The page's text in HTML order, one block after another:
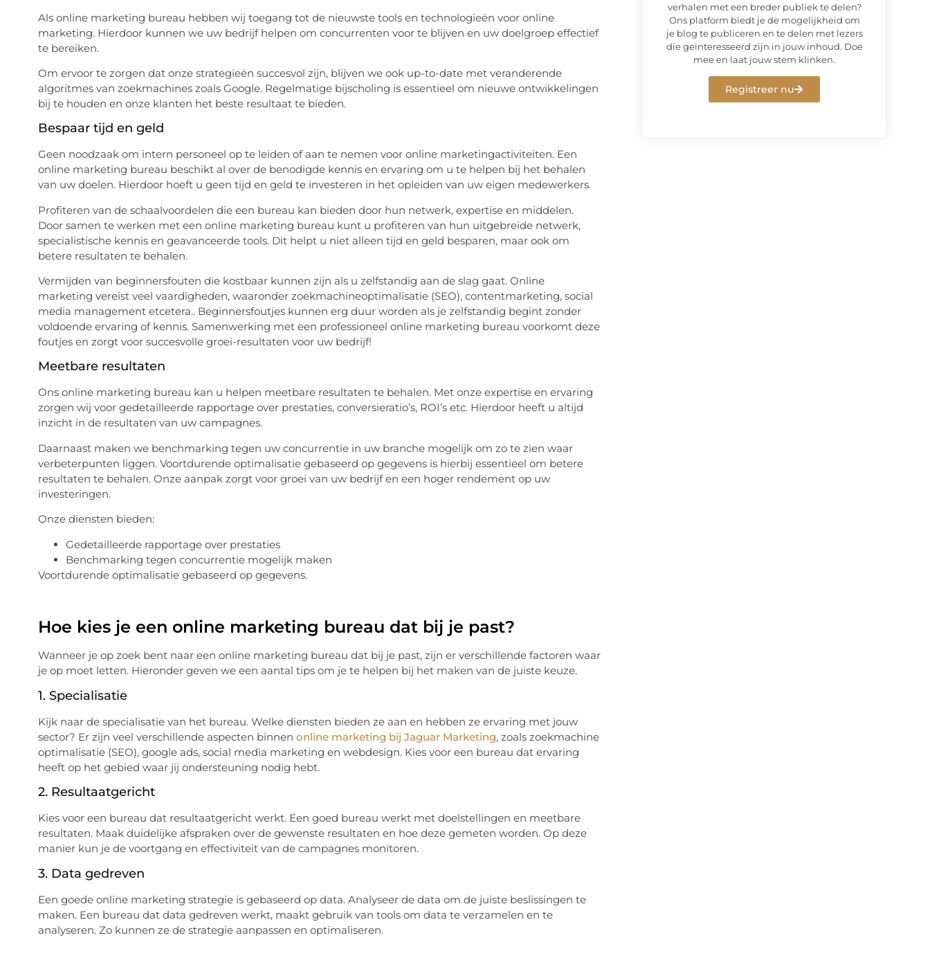
Als online marketing bureau hebben wij toegang tot de nieuwste tools en technologieën voor online
marketing. Hierdoor kunnen we uw bedrijf helpen om concurrenten voor te blijven en uw doelgroep effectief
te bereiken.
Om ervoor te zorgen dat onze strategieën succesvol zijn, blijven we ook up-to-date met veranderende
algoritmes van zoekmachines zoals Google. Regelmatige bijscholing is essentieel om nieuwe ontwikkelingen
bij te houden en onze klanten het beste resultaat te bieden.
Bespaar tijd en geld
Geen noodzaak om intern personeel op te leiden of aan te nemen voor online marketingactiviteiten. Een
online marketing bureau beschikt al over de benodigde kennis en ervaring om u te helpen bij het behalen
van uw doelen. Hierdoor hoeft u geen tijd en geld te investeren in het opleiden van uw eigen medewerkers.
Profiteren van de schaalvoordelen die een bureau kan bieden door hun netwerk, expertise en middelen.
Door samen te werken met een online marketing bureau kunt u profiteren van hun uitgebreide netwerk,
specialistische kennis en geavanceerde tools. Dit helpt u niet alleen tijd en geld besparen, maar ook om
betere resultaten te behalen.
Vermijden van beginnersfouten die kostbaar kunnen zijn als u zelfstandig aan de slag gaat. Online
marketing vereist veel vaardigheden, waaronder zoekmachineoptimalisatie (SEO), contentmarketing, social
media management etcetera.. Beginnersfoutjes kunnen erg duur worden als je zelfstandig begint zonder
voldoende ervaring of kennis. Samenwerking met een professioneel online marketing bureau voorkomt deze
foutjes en zorgt voor succesvolle groei-resultaten voor uw bedrijf!
Meetbare resultaten
Ons online marketing bureau kan u helpen meetbare resultaten te behalen. Met onze expertise en ervaring
zorgen wij voor gedetailleerde rapportage over prestaties, conversieratio’s, ROI’s etc. Hierdoor heeft u altijd
inzicht in de resultaten van uw campagnes.
Daarnaast maken we benchmarking tegen uw concurrentie in uw branche mogelijk om zo te zien waar
verbeterpunten liggen. Voortdurende optimalisatie gebaseerd op gegevens is hierbij essentieel om betere
resultaten te behalen. Onze aanpak zorgt voor groei van uw bedrijf en een hoger rendement op uw
investeringen.
Onze diensten bieden:
Gedetailleerde rapportage over prestaties
Benchmarking tegen concurrentie mogelijk maken
Voortdurende optimalisatie gebaseerd op gegevens.
Hoe kies je een online marketing bureau dat bij je past?
Wanneer je op zoek bent naar een online marketing bureau dat bij je past, zijn er verschillende factoren waar
je op moet letten. Hieronder geven we een aantal tips om je te helpen bij het maken van de juiste keuze.
1. Specialisatie
Kijk naar de specialisatie van het bureau. Welke diensten bieden ze aan en hebben ze ervaring met jouw
sector? Er zijn veel verschillende aspecten binnen online marketing bij Jaguar Marketing, zoals zoekmachine
optimalisatie (SEO), google ads, social media marketing en webdesign. Kies voor een bureau dat ervaring
heeft op het gebied waar jij ondersteuning nodig hebt.
2. Resultaatgericht
Kies voor een bureau dat resultaatgericht werkt. Een goed bureau werkt met doelstellingen en meetbare
resultaten. Maak duidelijke afspraken over de gewenste resultaten en hoe deze gemeten worden. Op deze
manier kun je de voortgang en effectiviteit van de campagnes monitoren.
3. Data gedreven
Een goede online marketing strategie is gebaseerd op data. Analyseer de data om de juiste beslissingen te
maken. Een bureau dat data gedreven werkt, maakt gebruik van tools om data te verzamelen en te
analyseren. Zo kunnen ze de strategie aanpassen en optimaliseren.
verhalen met een breder publiek te delen?
Ons platform biedt je de mogelijkheid om
je blog te publiceren en te delen met lezers
die geïnteresseerd zijn in jouw inhoud. Doe
mee en laat jouw stem klinken.
Registreer nu